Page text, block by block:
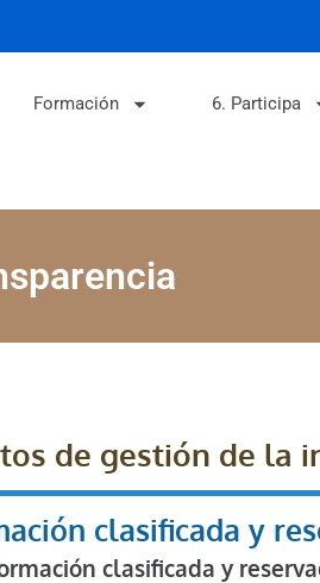
Formación 6. Participa
de gestión de la
clasificada y
clasificada y